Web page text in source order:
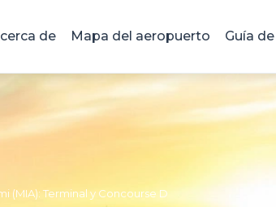
de Mapa del aeropuerto Guía
(MIA): Terminal y Concourse D